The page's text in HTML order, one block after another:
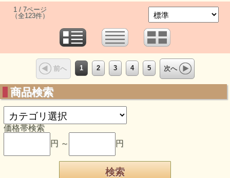
1 / 7ページ
（全123件）
前へ 1 2 3 4 5 次へ
商品検索
価格帯検索
円 ～
円